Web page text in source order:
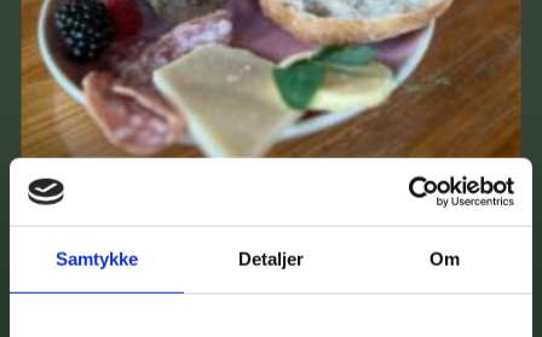
Samtykke Detaljer Om